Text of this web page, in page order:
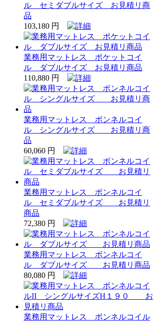
ル セミダブルサイズ お見積リ商
品
103,180 円
業務用マットレス ポケットコイ
ル ダブルサイズ お見積リ商品
110,880 円
業務用マットレス ボンネルコイ
ル シングルサイズ お見積リ商
品
60,060 円
業務用マットレス ボンネルコイ
ル セミダブルサイズ お見積リ
商品
72,380 円
業務用マットレス ボンネルコイ
ル ダブルサイズ お見積リ商品
80,080 円
業務用マットレス ボンネルコイル